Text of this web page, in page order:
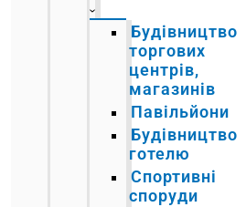
Будівництво
торгових
центрів,
магазинів
Павільйони
Будівництво
готелю
Спортивні
споруди